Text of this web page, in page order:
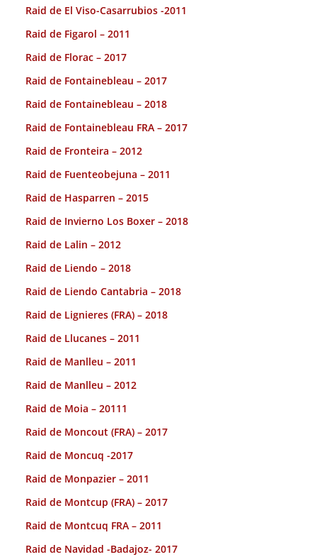
Raid de El Viso-Casarrubios -2011
Raid de Figarol – 2011
Raid de Florac – 2017
Raid de Fontainebleau – 2017
Raid de Fontainebleau – 2018
Raid de Fontainebleau FRA – 2017
Raid de Fronteira – 2012
Raid de Fuenteobejuna – 2011
Raid de Hasparren – 2015
Raid de Invierno Los Boxer – 2018
Raid de Lalin – 2012
Raid de Liendo – 2018
Raid de Liendo Cantabria – 2018
Raid de Lignieres (FRA) – 2018
Raid de Llucanes – 2011
Raid de Manlleu – 2011
Raid de Manlleu – 2012
Raid de Moia – 20111
Raid de Moncout (FRA) – 2017
Raid de Moncuq -2017
Raid de Monpazier – 2011
Raid de Montcup (FRA) – 2017
Raid de Montcuq FRA – 2011
Raid de Navidad -Badajoz- 2017